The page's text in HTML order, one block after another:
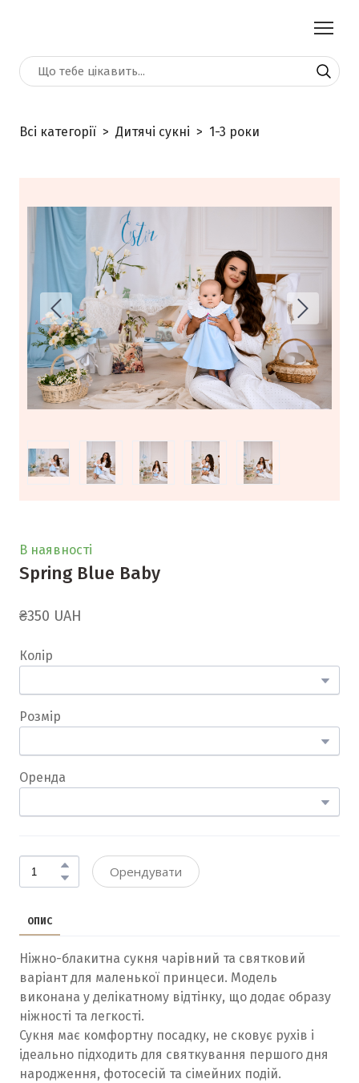
Всі категорії Дитячі сукні 1-3 роки
В наявності
Spring Blue Baby
₴350 UAH
Колір
Розмір
Оренда
Орендувати
ОПИС
Ніжно-блакитна сукня чарівний та святковий
варіант для маленької принцеси. Модель
виконана у делікатному відтінку, що додає образу
ніжності та легкості.
Сукня має комфортну посадку, не сковує рухів і
ідеально підходить для святкування першого дня
народження, фотосесій та сімейних подій.